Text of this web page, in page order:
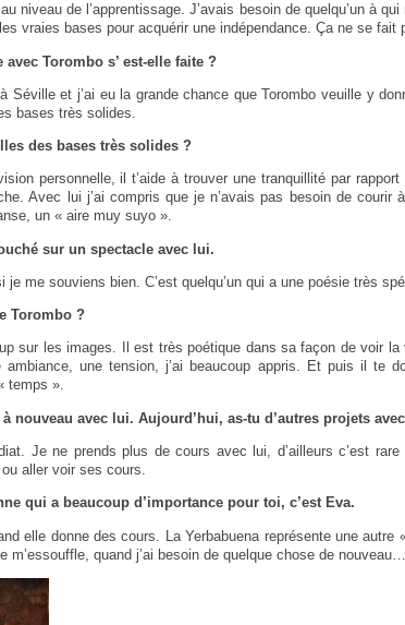
au niveau de l’apprentissage. J’avais besoin de quelqu’un à
vraies bases pour acquérir une indépendance. Ça ne se fait
Torombo s’ est-elle faite ?
Séville et j’ai eu la grande chance que Torombo veuille y
bases très solides.
des bases très solides ?
personnelle, il t’aide à trouver une tranquillité par
Avec lui j’ai compris que je n’avais pas besoin de
un « aire muy suyo ».
sur un spectacle avec lui.
je me souviens bien. C’est quelqu’un qui a une poésie très
Torombo ?
sur les images. Il est très poétique dans sa façon de voir
ambiance, une tension, j’ai beaucoup appris. Et puis il te
temps ».
nouveau avec lui. Aujourd’hui, as-tu d’autres projets
Je ne prends plus de cours avec lui, d’ailleurs c’est
aller voir ses cours.
qui a beaucoup d’importance pour toi, c’est Eva.
elle donne des cours. La Yerbabuena représente une autre
m’essouffle, quand j’ai besoin de quelque chose de